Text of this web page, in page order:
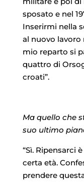
sposato e nel
Inserirmi nella
al nuovo lavoro
mio reparto si
quattro di
croati”.
Ma quello che
suo ultimo
“Sì. Ripensarci
certa età.
prendere